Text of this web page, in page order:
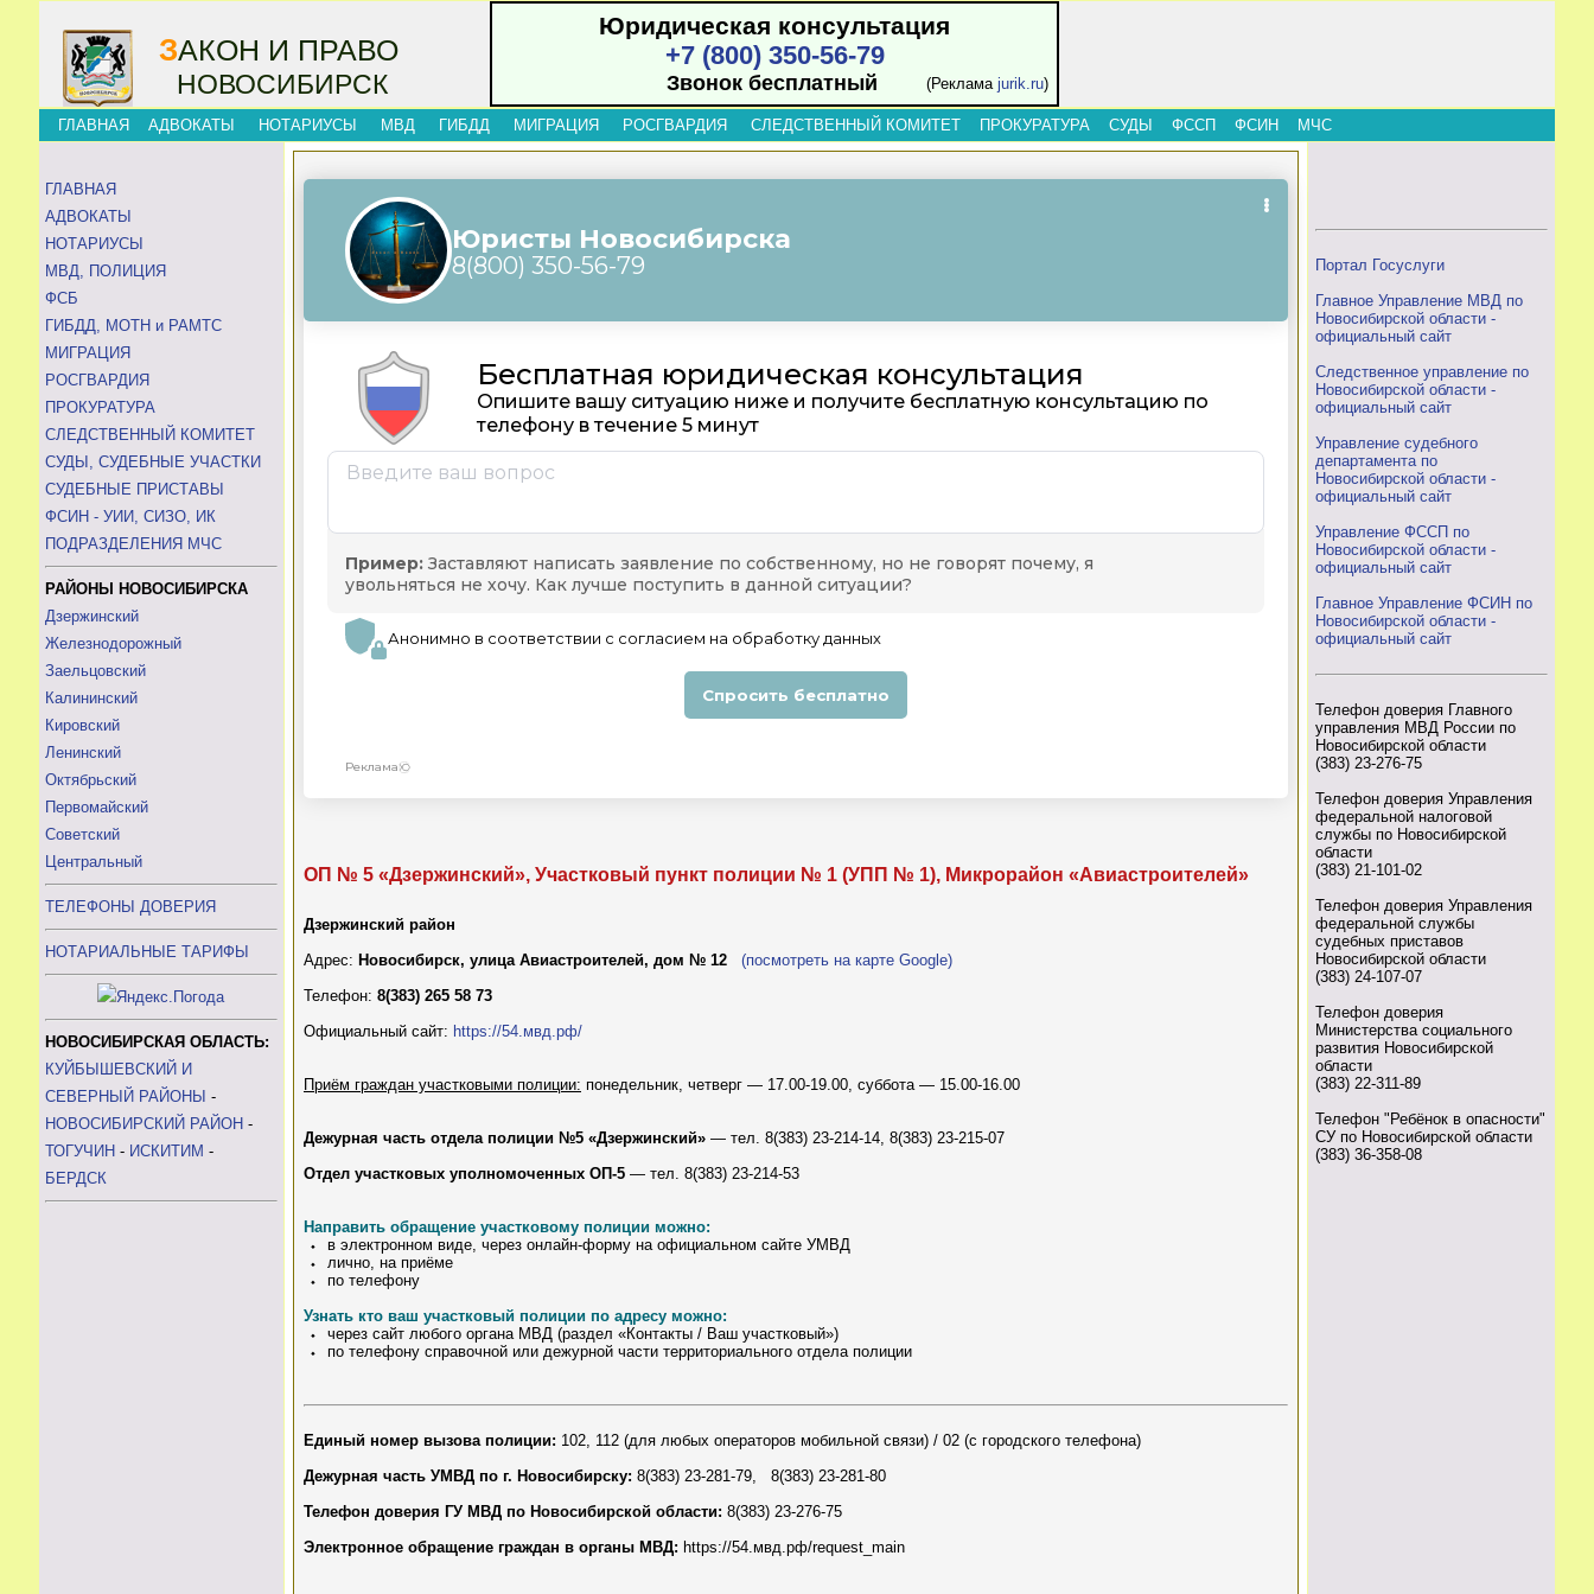
ЗАКОН И ПРАВО
НОВОСИБИРСК
Юридическая консультация
+7 (800) 350-56-79
Звонок бесплатный (Реклама jurik.ru)
ГЛАВНАЯ АДВОКАТЫ НОТАРИУСЫ МВД ГИБДД МИГРАЦИЯ РОСГВАРДИЯ СЛЕДСТВЕННЫЙ КОМИТЕТ ПРОКУРАТУРА СУДЫ ФССП ФСИН МЧС
ГЛАВНАЯ
АДВОКАТЫ
НОТАРИУСЫ
МВД, ПОЛИЦИЯ
ФСБ
ГИБДД, МОТН и РАМТС
МИГРАЦИЯ
РОСГВАРДИЯ
ПРОКУРАТУРА
СЛЕДСТВЕННЫЙ КОМИТЕТ
СУДЫ, СУДЕБНЫЕ УЧАСТКИ
СУДЕБНЫЕ ПРИСТАВЫ
ФСИН - УИИ, СИЗО, ИК
ПОДРАЗДЕЛЕНИЯ МЧС
РАЙОНЫ НОВОСИБИРСКА
Дзержинский
Железнодорожный
Заельцовский
Калининский
Кировский
Ленинский
Октябрьский
Первомайский
Советский
Центральный
ТЕЛЕФОНЫ ДОВЕРИЯ
НОТАРИАЛЬНЫЕ ТАРИФЫ
НОВОСИБИРСКАЯ ОБЛАСТЬ:
КУЙБЫШЕВСКИЙ И
СЕВЕРНЫЙ РАЙОНЫ -
НОВОСИБИРСКИЙ РАЙОН -
ТОГУЧИН - ИСКИТИМ -
БЕРДСК
ОП № 5 «Дзержинский», Участковый пункт полиции № 1 (УПП № 1), Микрорайон «Авиастроителей»
Дзержинский район
Адрес: Новосибирск, улица Авиастроителей, дом № 12
(посмотреть на карте Google)
Телефон: 8(383) 265 58 73
Официальный сайт: https://54.мвд.рф/
Приём граждан участковыми полиции: понедельник, четверг — 17.00-19.00, суббота — 15.00-16.00
Дежурная часть отдела полиции №5 «Дзержинский» — тел. 8(383) 23-214-14, 8(383) 23-215-07
Отдел участковых уполномоченных ОП-5 — тел. 8(383) 23-214-53
Направить обращение участковому полиции можно:
⬩ в электронном виде, через онлайн-форму на официальном сайте УМВД
⬩ лично, на приёме
⬩ по телефону
Узнать кто ваш участковый полиции по адресу можно:
⬩ через сайт любого органа МВД (раздел «Контакты / Ваш участковый»)
⬩ по телефону справочной или дежурной части территориального отдела полиции
Единый номер вызова полиции: 102, 112 (для любых операторов мобильной связи) / 02 (с городского телефона)
Дежурная часть УМВД по г. Новосибирску: 8(383) 23-281-79, 8(383) 23-281-80
Телефон доверия ГУ МВД по Новосибирской области: 8(383) 23-276-75
Электронное обращение граждан в органы МВД: https://54.мвд.рф/request_main
Портал Госуслуги
Главное Управление МВД по
Новосибирской области -
официальный сайт
Следственное управление по
Новосибирской области -
официальный сайт
Управление судебного
департамента по
Новосибирской области -
официальный сайт
Управление ФССП по
Новосибирской области -
официальный сайт
Главное Управление ФСИН по
Новосибирской области -
официальный сайт
Телефон доверия Главного
управления МВД России по
Новосибирской области
(383) 23-276-75
Телефон доверия Управления
федеральной налоговой
службы по Новосибирской
области
(383) 21-101-02
Телефон доверия Управления
федеральной службы
судебных приставов
Новосибирской области
(383) 24-107-07
Телефон доверия
Министерства социального
развития Новосибирской
области
(383) 22-311-89
Телефон "Ребёнок в опасности"
СУ по Новосибирской области
(383) 36-358-08